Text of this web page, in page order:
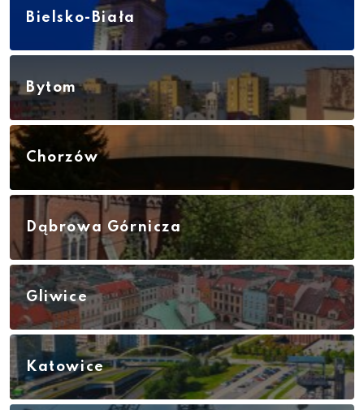
Bielsko-Biała
Bytom
Chorzów
Dąbrowa Górnicza
Gliwice
Katowice